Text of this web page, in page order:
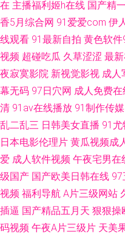
在 主播福利姬h在线 国产精
香5月综合网 91爱爱com 伊
线观看 91最新自拍 黄色软件
视频 超碰吃瓜 久草涩涩 最
夜寂寞影院 新视觉影视 成人
幕无码 97日穴网 成人免费在
清 91av在线播放 91制作传媒
乱二乱三 日韩美女直播 91尤
日本电影伦理片 黄瓜视频成
爱 成人软件视频 午夜宅男在
级国产 国产欧美日韩在线 97
视频 福利导航 A片三级网站
插逼 国产精品五月天 狠狠操
码视频 午夜A片三级片 天美